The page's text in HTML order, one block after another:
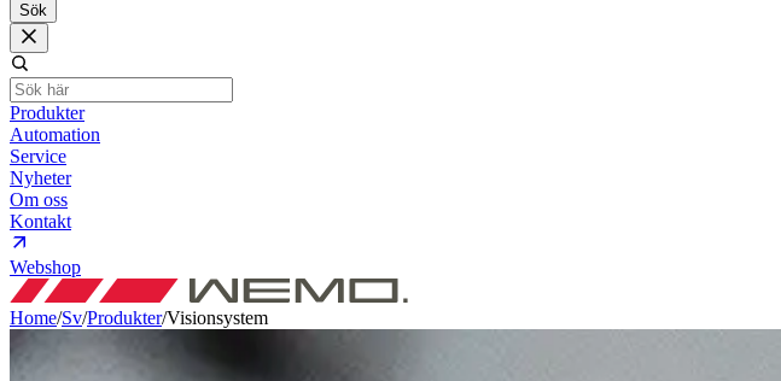
Sök
Produkter
Automation
Service
Nyheter
Om oss
Kontakt
Webshop
Home/Sv/Produkter/Visionsystem